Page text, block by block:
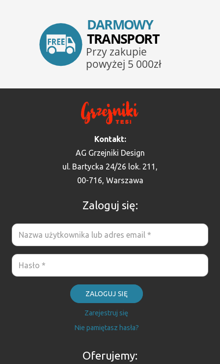
Kontakt:
AG Grzejniki Design
ul. Bartycka 24/26 lok. 211,
00-716, Warszawa
Zaloguj się:
ZALOGUJ SIĘ
Zarejestruj się
Nie pamiętasz hasła?
Oferujemy: